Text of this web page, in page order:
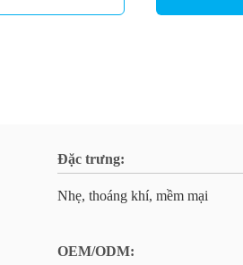
Đặc trưng:
Nhẹ, thoáng khí, mềm mại
OEM/ODM: